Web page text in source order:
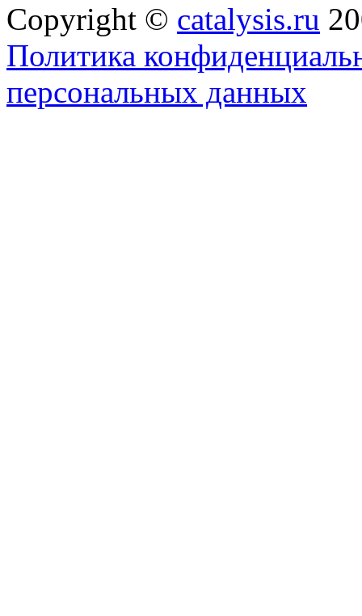
Copyright © catalysis.ru
Политика
персональных данных